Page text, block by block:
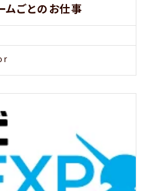
ムごとのお仕事